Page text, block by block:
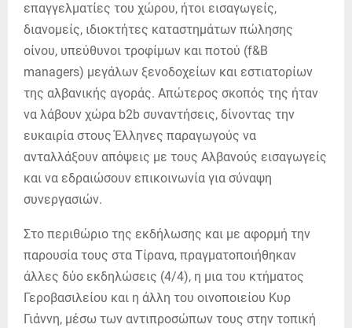
επαγγελματίες του χώρου, ήτοι εισαγωγείς,
διανομείς, ιδιοκτήτες καταστημάτων πώλησης
οίνου, υπεύθυνοι τροφίμων και ποτού (f&B
managers) μεγάλων ξενοδοχείων και εστιατορίων
της αλβανικής αγοράς. Απώτερος σκοπός της ήταν
να λάβουν χώρα b2b συναντήσεις, δίνοντας την
ευκαιρία στους Έλληνες παραγωγούς να
ανταλλάξουν απόψεις με τους Αλβανούς εισαγωγείς
και να εδραιώσουν επικοινωνία για σύναψη
συνεργασιών.
Στο περιθώριο της εκδήλωσης και με αφορμή την
παρουσία τους στα Τίρανα, πραγματοποιήθηκαν
άλλες δύο εκδηλώσεις (4/4), η μια του κτήματος
Γεροβασιλείου και η άλλη του οινοποιείου Κυρ
Γιάννη, μέσω των αντιπροσώπων τους στην τοπική